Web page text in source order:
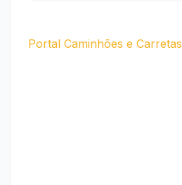
Portal Caminhões e Carretas